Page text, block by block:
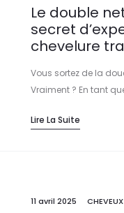
Le double
secret
chevelure
Vous sortez de la
Vraiment ? En tant
Lire La Suite
11 avril 2025 CHEVEUX